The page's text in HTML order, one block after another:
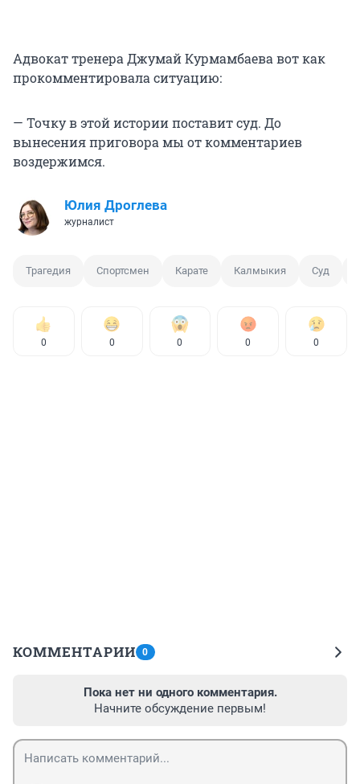
Адвокат тренера Джумай Курмамбаева вот как
прокомментировала ситуацию:
— Точку в этой истории поставит суд. До
вынесения приговора мы от комментариев
воздержимся.
Юлия Дроглева
журналист
Трагедия Спортсмен Карате Калмыкия Суд
0 0 0 0 0
КОММЕНТАРИИ 0
Пока нет ни одного комментария.
Начните обсуждение первым!